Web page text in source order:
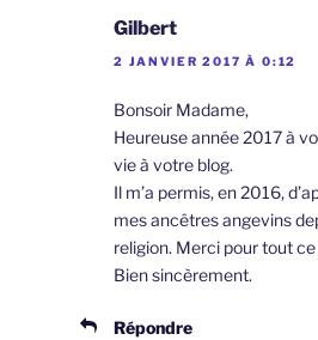
Gilbert
2 JANVIER 2017 À 0:12
Bonsoir Madame,
Heureuse année 2017 à
vie à votre blog.
Il m’a permis, en 2016,
mes ancêtres angevins
religion. Merci pour tout
Bien sincèrement.
Répondre